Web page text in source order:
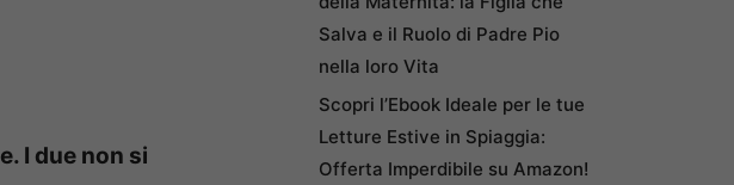
I due non si
Salva e il Ruolo di Padre Pio
nella loro Vita
Scopri l’Ebook Ideale per le tue
Letture Estive in Spiaggia:
Offerta Imperdibile su Amazon!